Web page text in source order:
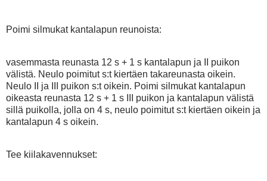
Poimi silmukat kantalapun reunoista:
vasemmasta reunasta 12 s + 1 s kantalapun ja II puikon
välistä. Neulo poimitut s:t kiertäen takareunasta oikein.
Neulo II ja III puikon s:t oikein. Poimi silmukat kantalapun
oikeasta reunasta 12 s + 1 s III puikon ja kantalapun välistä
sillä puikolla, jolla on 4 s, neulo poimitut s:t kiertäen oikein ja
kantalapun 4 s oikein.
Tee kiilakavennukset: